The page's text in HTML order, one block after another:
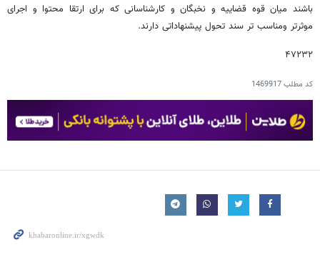
باشند میان قوه قضاییه و نخبگان و کارشناسانی که برای ارتقا محتوا و اجرای
موثرتر ومناسب تر سند تحول پیشنهاداتی دارند.
۴۷۲۳۲
کد مطلب1469917